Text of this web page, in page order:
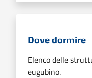
Dove dormire
Elenco delle
eugubino.